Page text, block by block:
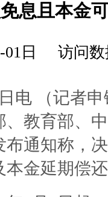
息且本金
日 访问数
（记者申
教育部、
通知称，
金延期偿